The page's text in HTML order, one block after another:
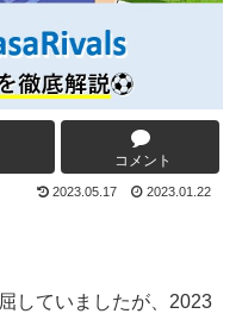
コメント
2023.05.17 2023.01.22
していましたが、2023